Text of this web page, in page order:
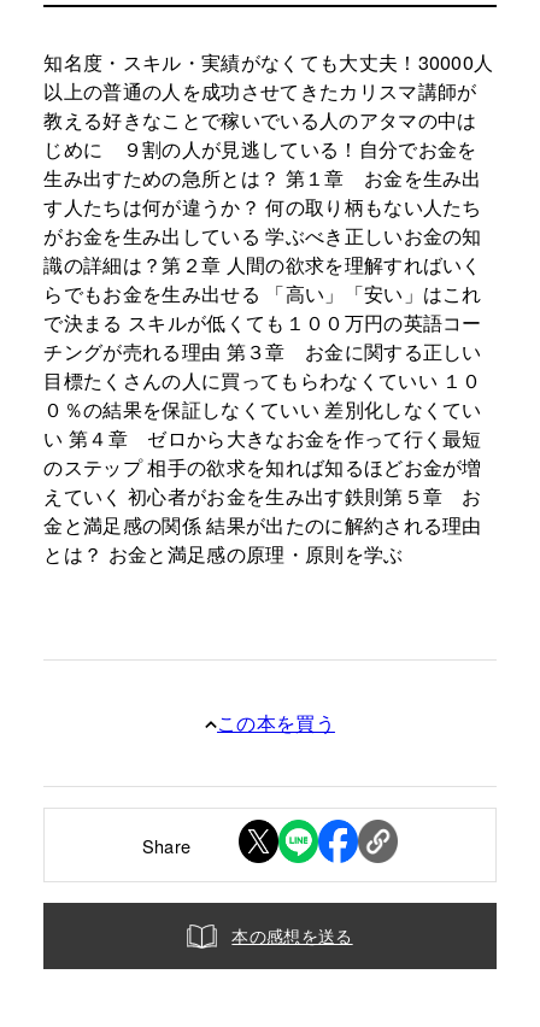
知名度・スキル・実績がなくても大丈夫！30000人
以上の普通の人を成功させてきたカリスマ講師が
教える好きなことで稼いでいる人のアタマの中は
じめに ９割の人が見逃している！自分でお金を
生み出すための急所とは？ 第１章 お金を生み出
す人たちは何が違うか？ 何の取り柄もない人たち
がお金を生み出している 学ぶべき正しいお金の知
識の詳細は？第２章 人間の欲求を理解すればいく
らでもお金を生み出せる 「高い」「安い」はこれ
で決まる スキルが低くても１００万円の英語コー
チングが売れる理由 第３章 お金に関する正しい
目標たくさんの人に買ってもらわなくていい １０
０％の結果を保証しなくていい 差別化しなくてい
い 第４章 ゼロから大きなお金を作って行く最短
のステップ 相手の欲求を知れば知るほどお金が増
えていく 初心者がお金を生み出す鉄則第５章 お
金と満足感の関係 結果が出たのに解約される理由
とは？ お金と満足感の原理・原則を学ぶ
この本を買う
Share
本の感想を送る